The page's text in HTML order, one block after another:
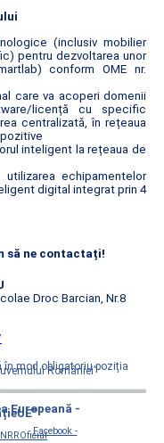
(inclusiv mobilier
pentru dezvoltarea unor
conform OME nr.
care va acoperi domenii
licență cu specific
centralizată, în rețeaua
inteligent la rețeaua de
echipamentelor
digital integrat prin 4
să ne contactați!
Droc Barcian, Nr.8
în mod obligatoriu poziţia
României”
Europeană -
Facebook -